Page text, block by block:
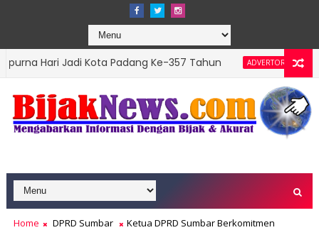
Kota Padang Ke-357 Tahun ADVERTORIAL
DPRD
Home DPRD Sumbar
Ketua DPRD Sumbar Berkomitmen